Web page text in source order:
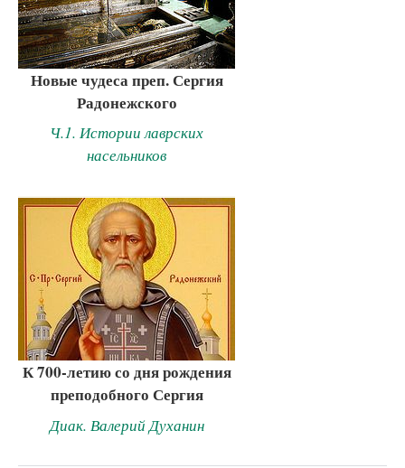
Новые чудеса преп. Сергия
Радонежского
Ч.1. Истории лаврских
насельников
К 700-летию со дня рождения
преподобного Сергия
Диак. Валерий Духанин